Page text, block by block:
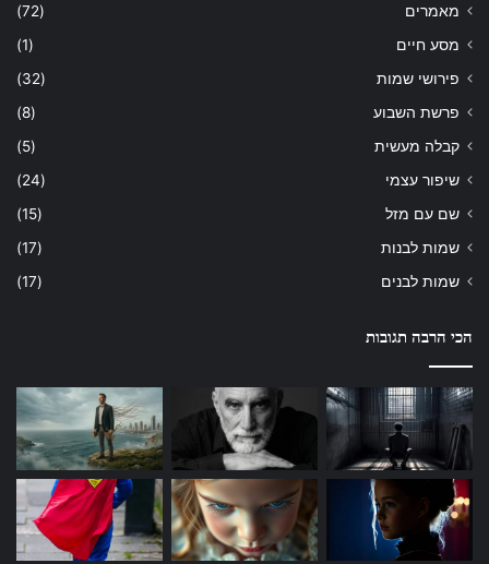
מאמרים
(72)
מסע חיים
(1)
פירושי שמות
(32)
פרשת השבוע
(8)
קבלה מעשית
(5)
שיפור עצמי
(24)
שם עם מזל
(15)
שמות לבנות
(17)
שמות לבנים
(17)
הכי הרבה תגובות